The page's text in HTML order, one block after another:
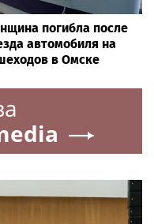
погибла после
автомобиля на
в Омске